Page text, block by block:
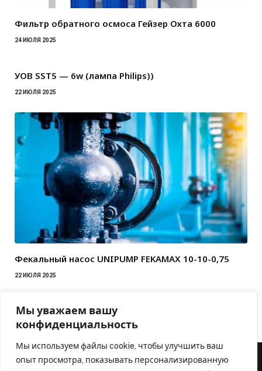
Мы уважаем вашу
конфиденциальность
Мы используем файлы cookie, чтобы улучшить ваш
опыт просмотра, показывать персонализированную
Фильтр обратного осмоса Гейзер Охта 6000
24 ИЮЛЯ 2025
УОВ SST5 — 6w (лампа Philips))
22 ИЮЛЯ 2025
Фекальный насос UNIPUMP FEKAMAX 10-10-0,75
22 ИЮЛЯ 2025